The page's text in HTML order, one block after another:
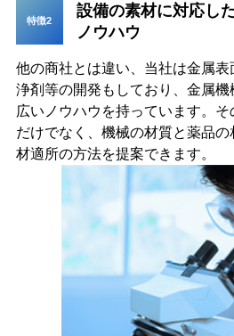
特徴2
設備の素材に対応し
ノウハウ
他の商社とは違い、当社は金属
浄剤等の開発もしており、金属
広いノウハウを持っています。
だけでなく、機械の材質と薬品
材適所の方法を提案できます。